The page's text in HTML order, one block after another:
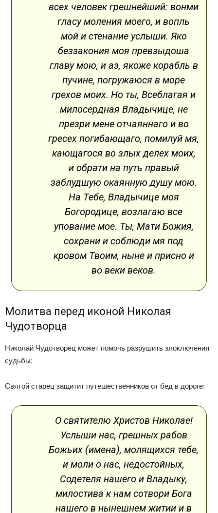
всех человек грешнейший: вонми
гласу моления моего, и вопль
мой и стенание услыши. Яко
беззакония моя превзыдоша
главу мою, и аз, якоже корабль в
пучине, погружаюся в море
грехов моих. Но ты, Всеблагая и
милосердная Владычице, не
презри мене отчаяннаго и во
гресех погибающаго, помилуй мя,
кающагося во злых делех моих,
и обрати на путь правый
заблудшую окаянную душу мою.
На Тебе, Владычице моя
Богородице, возлагаю все
упование мое. Ты, Мати Божия,
сохрани и соблюди мя под
кровом Твоим, ныне и присно и
во веки веков.
Молитва перед иконой Николая
Чудотворца
Николай Чудотворец может помочь разрушить злоключения
судьбы:
Святой старец защитит путешественников от бед в дороге:
О святителю Христов Николае!
Услыши нас, грешных рабов
Божьих (имена), молящихся тебе,
и моли о нас, недостойных,
Содетеля нашего и Владыку,
милостива к нам сотвори Бога
нашего в нынешнем житии и в